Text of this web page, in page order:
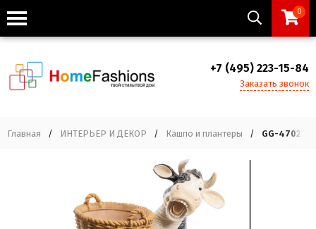
0
+7 (495) 223-15-84
Заказать звонок
Главная / ИНТЕРЬЕР И ДЕКОР / Кашпо и плантеры / GG-4702-